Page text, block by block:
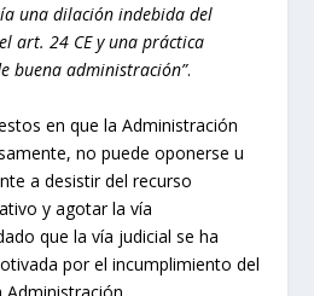
una dilación indebida del
art. 24 CE y una práctica
buena administración”.
en que la Administración
no puede oponerse u
a desistir del recurso
y agotar la vía
que la vía judicial se ha
por el incumplimiento del